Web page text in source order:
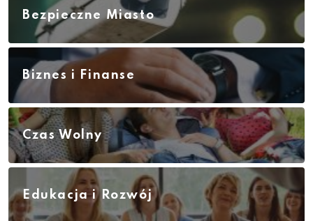
Bezpieczne Miasto
Biznes i Finanse
Czas Wolny
Edukacja i Rozwój